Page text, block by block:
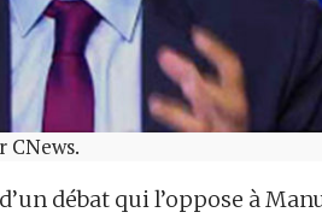
débat qui l’oppose à